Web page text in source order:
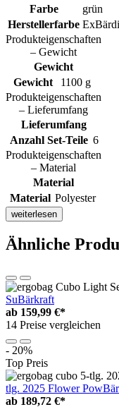
Farbe
grün
Herstellerfarbe
Produkteigenschaften
– Gewicht
Gewicht
Gewicht
1100 g
Produkteigenschaften
– Lieferumfang
Lieferumfang
Anzahl Set-Teile 6
Produkteigenschaften
– Material
Material
Material Polyester
weiterlesen
Ähnliche
SuBärkraft
ab 159,99 €*
14 Preise vergleichen
- 20%
Top Preis
tlg. 2025 Flower
ab 189,72 €*